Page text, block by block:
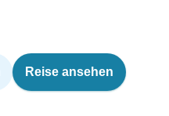
Reise ansehen